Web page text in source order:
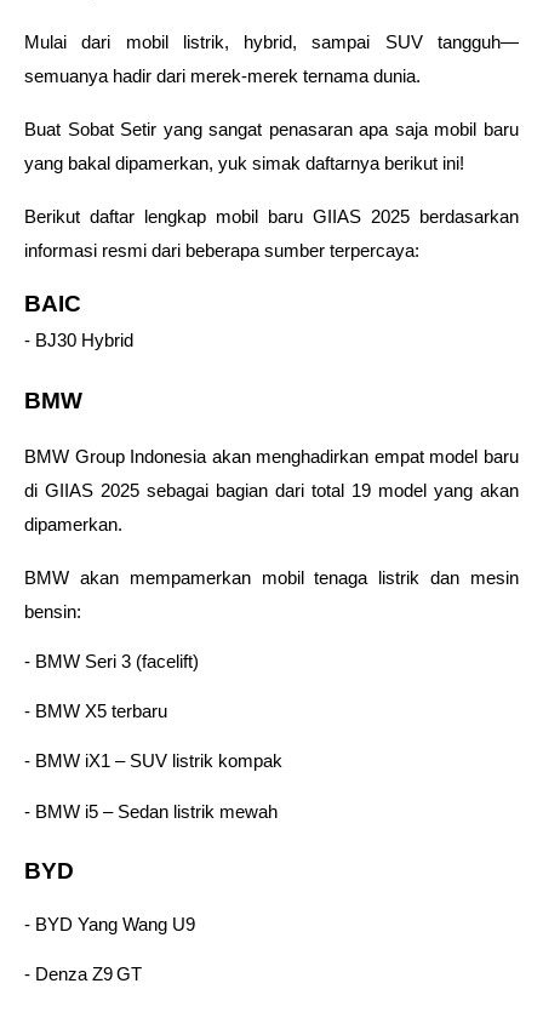
Mulai dari mobil listrik, hybrid, sampai SUV tangguh—
semuanya hadir dari merek-merek ternama dunia.
Buat Sobat Setir yang sangat penasaran apa saja mobil baru
yang bakal dipamerkan, yuk simak daftarnya berikut ini!
Berikut daftar lengkap mobil baru GIIAS 2025 berdasarkan
informasi resmi dari beberapa sumber terpercaya:
BAIC
- BJ30 Hybrid
BMW
BMW Group Indonesia akan menghadirkan empat model baru
di GIIAS 2025 sebagai bagian dari total 19 model yang akan
dipamerkan.
BMW akan mempamerkan mobil tenaga listrik dan mesin
bensin:
- BMW Seri 3 (facelift)
- BMW X5 terbaru
- BMW iX1 – SUV listrik kompak
- BMW i5 – Sedan listrik mewah
BYD
- BYD Yang Wang U9
- Denza Z9 GT